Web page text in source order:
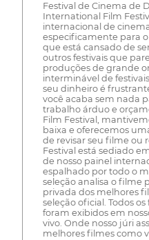
Festival de Cinema de
International Film
internacional de
especificamente para
que está cansado de
outros festivais que
produções de grande
interminável de
seu dinheiro é
você acaba sem nada
trabalho árduo e
Film Festival,
baixa e oferecemos
de revisar seu filme ou
Festival está sediado
de nosso painel
espalhado por todo o
seleção analisa o filme
privada dos melhores
seleção oficial. Todos
foram exibidos em
vivo. Onde nosso júri
melhores filmes como